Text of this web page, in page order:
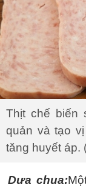
Thịt chế biến
quản và tạo
tăng huyết áp.
Dưa chua: